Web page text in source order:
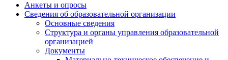
Анкеты и опросы
Сведения об образовательной организации
Основные сведения
Структура и органы управления образовательной
организацией
Документы